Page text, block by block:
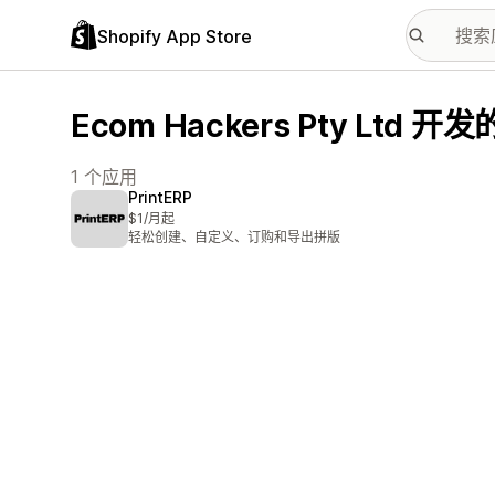
Shopify App Store
Ecom Hackers Pty Ltd 开发
1 个应用
PrintERP
$1/月起
轻松创建、自定义、订购和导出拼版